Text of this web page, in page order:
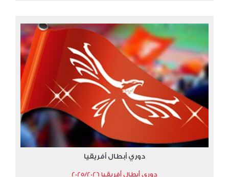
دوري أبطال أفريقيا
دوري أبطال أفريقيا 2025/2026